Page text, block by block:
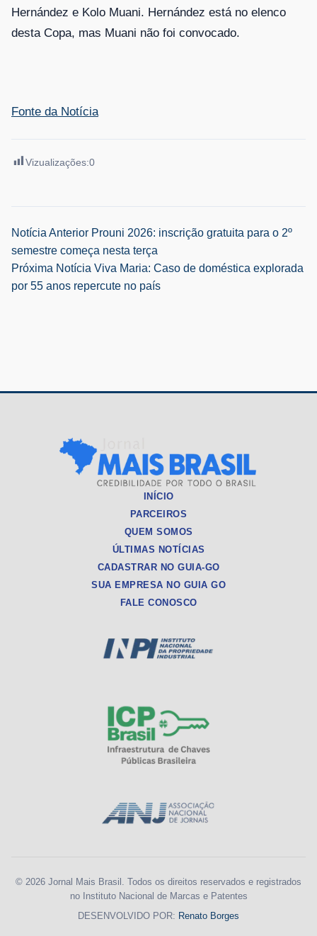
Hernández e Kolo Muani. Hernández está no elenco
desta Copa, mas Muani não foi convocado.
Fonte da Notícia
Vizualizações:0
Navegação
de
Post
Notícia Anterior Prouni 2026: inscrição gratuita para o 2º
semestre começa nesta terça
Próxima Notícia Viva Maria: Caso de doméstica explorada
por 55 anos repercute no país
INÍCIO
PARCEIROS
QUEM SOMOS
ÚLTIMAS NOTÍCIAS
CADASTRAR NO GUIA-GO
SUA EMPRESA NO GUIA GO
FALE CONOSCO
© 2026 Jornal Mais Brasil. Todos os direitos reservados e registrados
no Instituto Nacional de Marcas e Patentes
DESENVOLVIDO POR: Renato Borges